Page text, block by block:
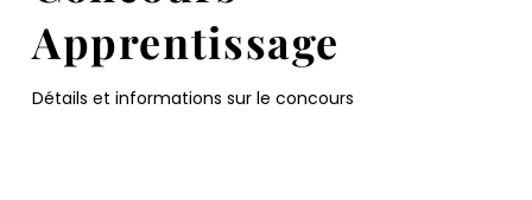
Apprentissage
Détails et informations sur le concours